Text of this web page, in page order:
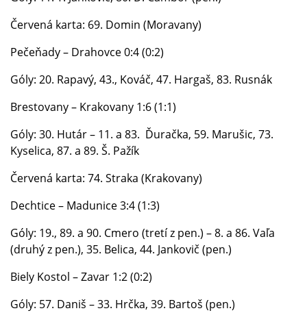
Červená karta: 69. Domin (Moravany)
Pečeňady – Drahovce 0:4 (0:2)
Góly: 20. Rapavý, 43., Kováč, 47. Hargaš, 83. Rusnák
Brestovany – Krakovany 1:6 (1:1)
Góly: 30. Hutár – 11. a 83. Ďuračka, 59. Marušic, 73.
Kyselica, 87. a 89. Š. Pažík
Červená karta: 74. Straka (Krakovany)
Dechtice – Madunice 3:4 (1:3)
Góly: 19., 89. a 90. Cmero (tretí z pen.) – 8. a 86. Vaľa
(druhý z pen.), 35. Belica, 44. Jankovič (pen.)
Biely Kostol – Zavar 1:2 (0:2)
Góly: 57. Daniš – 33. Hrčka, 39. Bartoš (pen.)